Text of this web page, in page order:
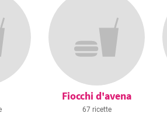
Fiocchi d'avena
67 ricette